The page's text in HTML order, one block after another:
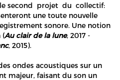
le second projet du collectif:
une toute nouvelle
sonore. Une notion
(Au clair de la lune, 2017 -
, 2015).
ondes acoustiques sur un
majeur, faisant du son un